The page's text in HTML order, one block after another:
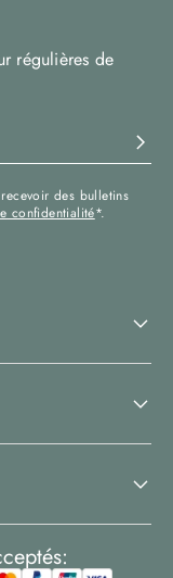
régulières de
des bulletins
confidentialité*.